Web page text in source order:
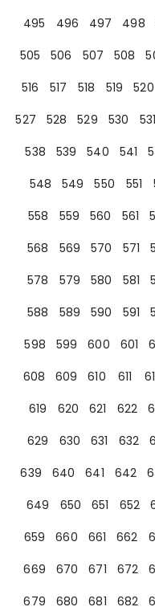
495
496 497 498
505
506 507 508
516
517 518 519 520
527
528 529 530 531
538
539 540 541
548
549 550 551
558
559 560 561
568
569 570 571
578
579 580 581
588
589 590 591
598
599 600 601
608
609 610 611
619
620 621 622
629
630 631 632
639
640 641 642
649
650 651 652
659
660 661 662
669
670 671 672
679
680 681 682